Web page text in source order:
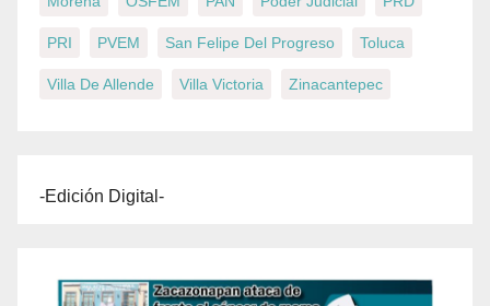
PRI PVEM San Felipe Del Progreso Toluca
Villa De Allende Villa Victoria Zinacantepec
-Edición Digital-